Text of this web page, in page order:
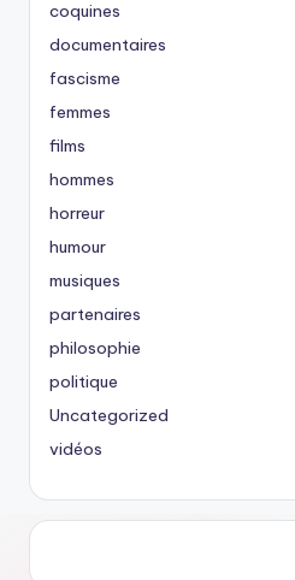
coquines
documentaires
fascisme
femmes
films
hommes
horreur
humour
musiques
partenaires
philosophie
politique
Uncategorized
vidéos